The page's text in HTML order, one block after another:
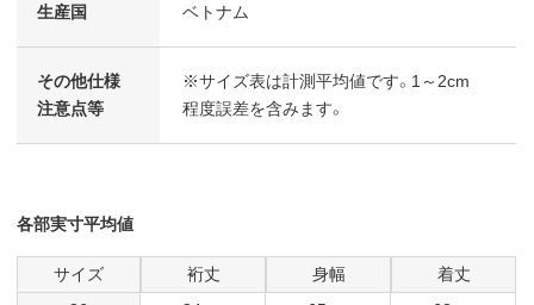
生産国 ベトナム
その他仕様
注意点等
※サイズ表は計測平均値です。1～2cm
程度誤差を含みます。
各部実寸平均値
サイズ 裄丈 身幅
着丈